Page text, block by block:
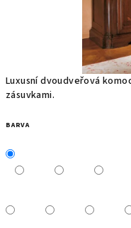
Luxusní dvoudveřová
zásuvkami.
BARVA